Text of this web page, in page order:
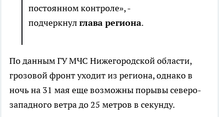
постоянном контроле», -
подчеркнул глава региона.
По данным ГУ МЧС Нижегородской области,
грозовой фронт уходит из региона, однако в
ночь на 31 мая еще возможны порывы северо-
западного ветра до 25 метров в секунду.